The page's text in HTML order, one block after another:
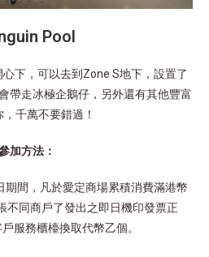
Pool
下，可以去到Zone S地下，設置了
帶走冰極企鵝仔，另外還有其他豐富
千萬不要錯過！
加方法：
，凡於愛定商場累積消費滿港幣
不同商戶了發出之即日機印發票正
服務櫃檯換取代幣乙個。